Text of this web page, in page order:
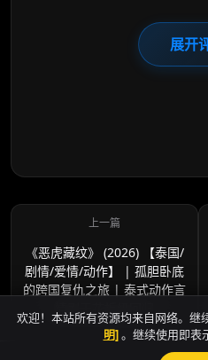
展开
《恶虎藏纹》 (2026) 【泰国/
剧情/爱情/动作】 | 孤胆卧底
的跨国复仇之旅 | 泰式动作言
情剧天花板级回归
欢迎！本站所有资源均来自网络。继
明]。继续使用即表